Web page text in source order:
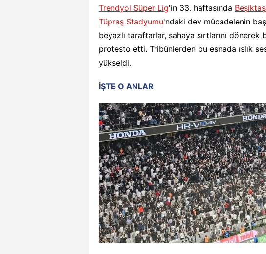
Trendyol Süper Lig'in 33. haftasında Beşiktaş
Tüpraş Stadyumu'ndaki dev mücadelenin
beyazlı taraftarlar, sahaya sırtlarını dönerek
protesto etti. Tribünlerden bu esnada ıslık
yükseldi.
İŞTE O ANLAR